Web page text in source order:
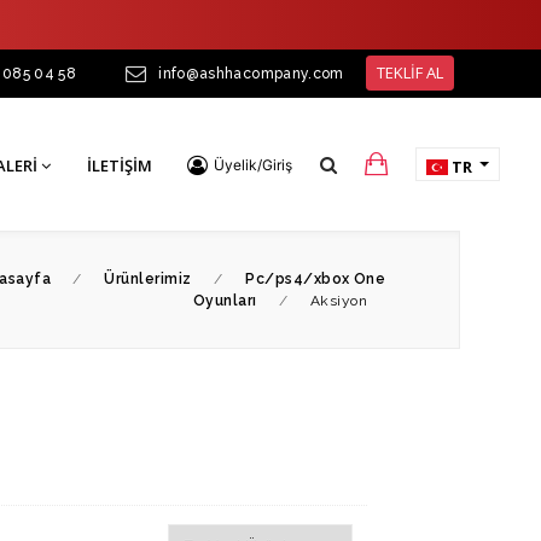
085 04 58 info@ashhacompany.com TEKLİF AL
İLETIŞIM Üyelik/Giriş TR
/ Ürünlerimiz /
Pc/ps4/xbox One
Oyunları
/ Aksiyon